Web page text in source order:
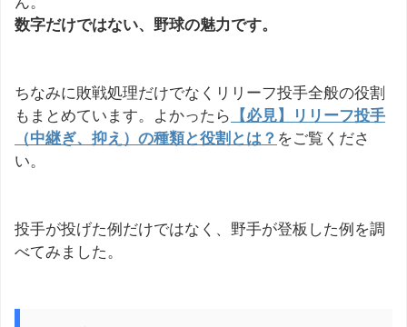
数字だけではない、野球の魅力です。
ちなみに敗戦処理だけでなくリリーフ投手全般の役割
もまとめています。よかったら 【必見】リリーフ投手
（中継ぎ、抑え）の種類と役割とは？ をご覧くださ
い。
投手が投げた例だけではなく、野手が登板した例を調
べてみました。